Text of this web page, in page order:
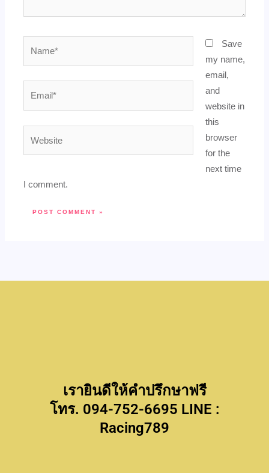
Save
my name,
email,
and
website in
this
browser
for the
next time
I comment.
เรายินดีให้คำปรึกษาฟรี
โทร. 094-752-6695 LINE :
Racing789